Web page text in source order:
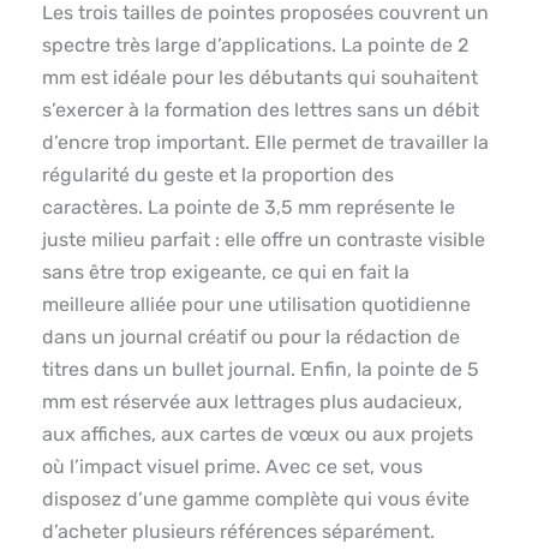
Les trois tailles de pointes proposées couvrent un
spectre très large d’applications. La pointe de 2
mm est idéale pour les débutants qui souhaitent
s’exercer à la formation des lettres sans un débit
d’encre trop important. Elle permet de travailler la
régularité du geste et la proportion des
caractères. La pointe de 3,5 mm représente le
juste milieu parfait : elle offre un contraste visible
sans être trop exigeante, ce qui en fait la
meilleure alliée pour une utilisation quotidienne
dans un journal créatif ou pour la rédaction de
titres dans un bullet journal. Enfin, la pointe de 5
mm est réservée aux lettrages plus audacieux,
aux affiches, aux cartes de vœux ou aux projets
où l’impact visuel prime. Avec ce set, vous
disposez d’une gamme complète qui vous évite
d’acheter plusieurs références séparément.